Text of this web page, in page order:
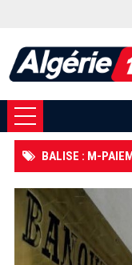
BALISE : M-